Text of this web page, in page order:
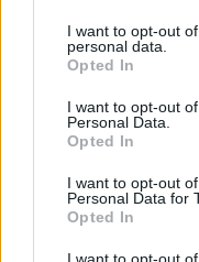
I want to opt-out
personal data.
Opted In
I want to opt-out
Personal Data.
Opted In
I want to opt-out
Personal Data for
Opted In
Συνάλλαγμα: Το
1,1534 δολάρια
07/08/2026 - 15:45
Χρηματιστήριο:
Δείκτης Τιμών, με
07/08/2026 - 15:21